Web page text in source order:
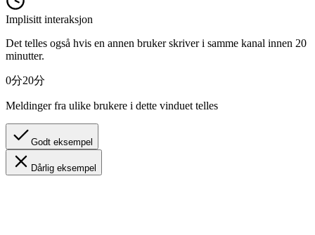
Implisitt interaksjon
Det telles også hvis en annen bruker skriver i samme kanal innen 20
minutter.
0分20分
Meldinger fra ulike brukere i dette vinduet telles
Godt eksempel
Dårlig eksempel